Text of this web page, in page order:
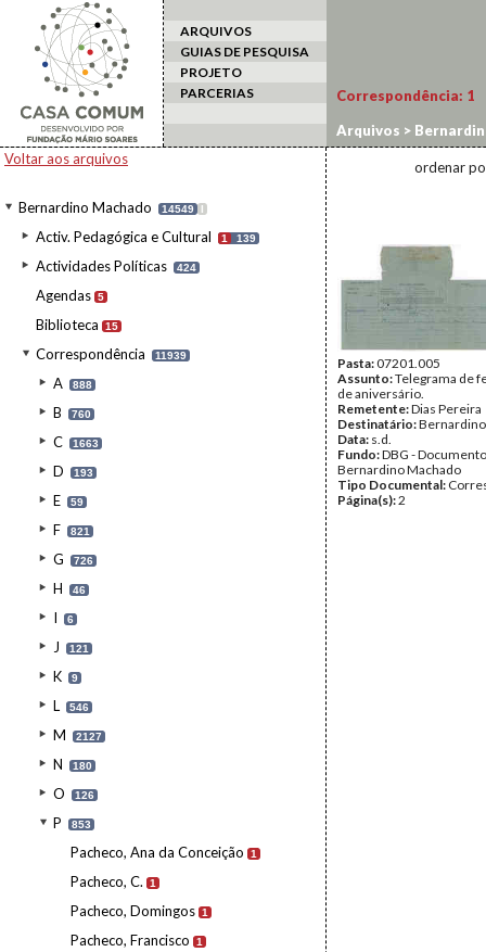
ARQUIVOS
GUIAS DE PESQUISA
PROJETO
PARCERIAS
Voltar aos arquivos
Bernardino Machado 14549 I
Activ. Pedagógica e Cultural 1 139
Actividades Políticas 424
Agendas 5
Biblioteca 15
Correspondência 11939
A 888
B 760
C 1663
D 193
E 59
F 821
G 726
H 46
I 6
J 121
K 9
L 546
M 2127
N 180
O 126
P 853
Pacheco, Ana da Conceição 1
Pacheco, C. 1
Pacheco, Domingos 1
Pacheco, Francisco 1
Correspondência: 1
Arquivos >
ordenar
Pasta:07201.005
Assunto:Telegrama de
de aniversário.
Remetente:Dias Pereira
Destinatário:
Data: s.d.
Fundo:DBG -
Bernardino Machado
Tipo Documental:
Página(s):2